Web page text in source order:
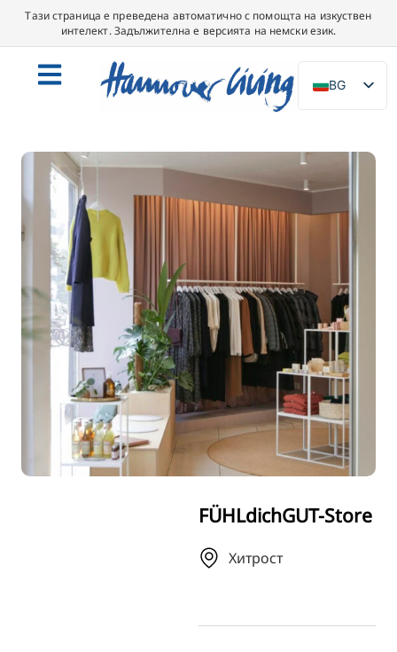
Тази страница е преведена автоматично с помощта на изкуствен
интелект. Задължителна е версията на немски език.
BG
DE
DA
SV
FR
PT
TR
FI
KO
FÜHLdichGUT-Store
Хитрост